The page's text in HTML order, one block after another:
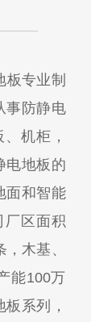
专业制
事防静电
机柜，
电地板的
面和智能
厂区面积
木基、
能100万
系列，